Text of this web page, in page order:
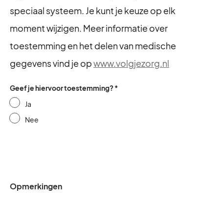
speciaal systeem. Je kunt je keuze op elk
moment wijzigen. Meer informatie over
toestemming en het delen van medische
gegevens vind je opwww.volgjezorg.nl
Geef je hiervoor toestemming? *
Ja
Nee
Opmerkingen